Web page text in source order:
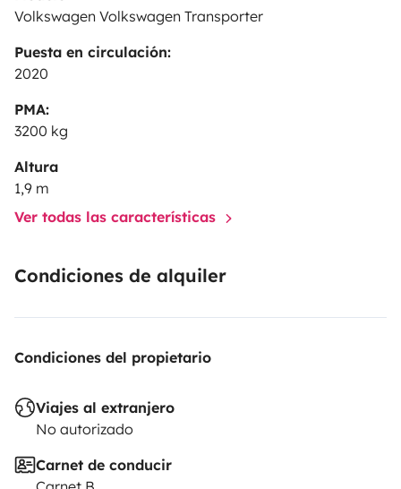
Volkswagen Volkswagen Transporter
Puesta en circulación:
2020
PMA:
3200 kg
Altura
1,9 m
Ver todas las características
Condiciones de alquiler
Condiciones del propietario
Viajes al extranjero
No autorizado
Carnet de conducir